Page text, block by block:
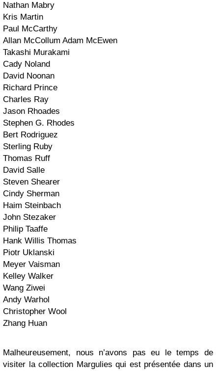
Nathan Mabry
Kris Martin
Paul McCarthy
Allan McCollum Adam McEwen
Takashi Murakami
Cady Noland
David Noonan
Richard Prince
Charles Ray
Jason Rhoades
Stephen G. Rhodes
Bert Rodriguez
Sterling Ruby
Thomas Ruff
David Salle
Steven Shearer
Cindy Sherman
Haim Steinbach
John Stezaker
Philip Taaffe
Hank Willis Thomas
Piotr Uklanski
Meyer Vaisman
Kelley Walker
Wang Ziwei
Andy Warhol
Christopher Wool
Zhang Huan
Malheureusement, nous n’avons pas eu le temps de
visiter la collection Margulies qui est présentée dans un